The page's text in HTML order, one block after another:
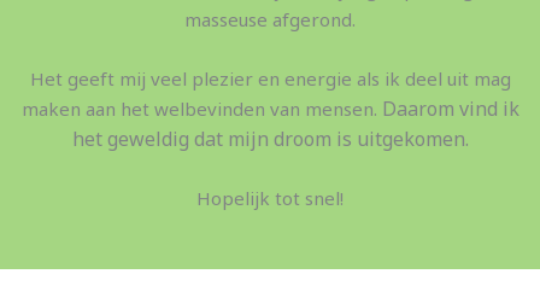
masseuse afgerond.
Het geeft mij veel plezier en energie als ik deel uit mag
maken aan het welbevinden van mensen. Daarom vind ik
het geweldig dat mijn droom is uitgekomen.
Hopelijk tot snel!